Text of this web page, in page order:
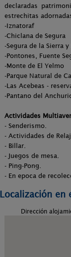
declaradas
estrechitas
-Iznatoraf
-Chiclana de Segura
-Segura de la Sierra
-Pontones, Fuente
-Monte de El
-Parque Natural de
-Las Acebeas -
-Pantano del
Actividades
- Senderismo.
- Actividades de
- Billar.
- Juegos de mesa.
- Ping-Pong.
- En epoca de
Localización en
Dirección